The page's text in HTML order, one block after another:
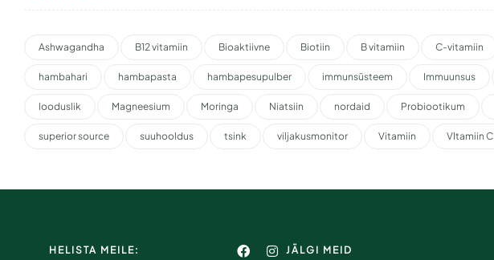
Ashwagandha B12 vitamiin Bioaktiivne Biotiin B vitamiin C-vitamiin
hambahari hambapasta hambapesupulber immunsüsteem Immuunsus
looduslik Magneesium Moringa Niatsiin nordaid Probiootikum
superior source suuhooldus tsink viljakusmonitor Vitamiin VItamiin C
HELISTA MEILE: JÄLGI MEID